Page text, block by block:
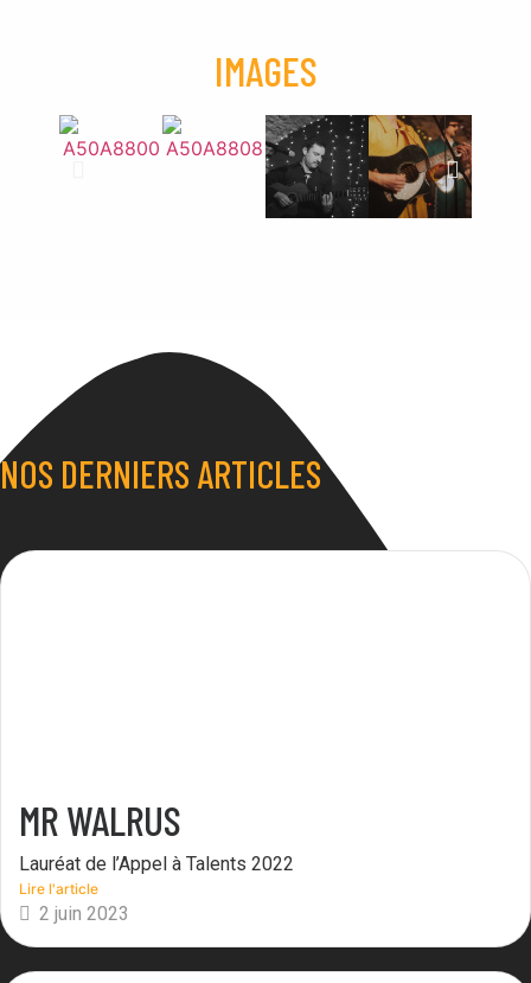
IMAGES
NOS DERNIERS ARTICLES
MR WALRUS
Lauréat de l’Appel à Talents 2022
Lire l'article
2 juin 2023